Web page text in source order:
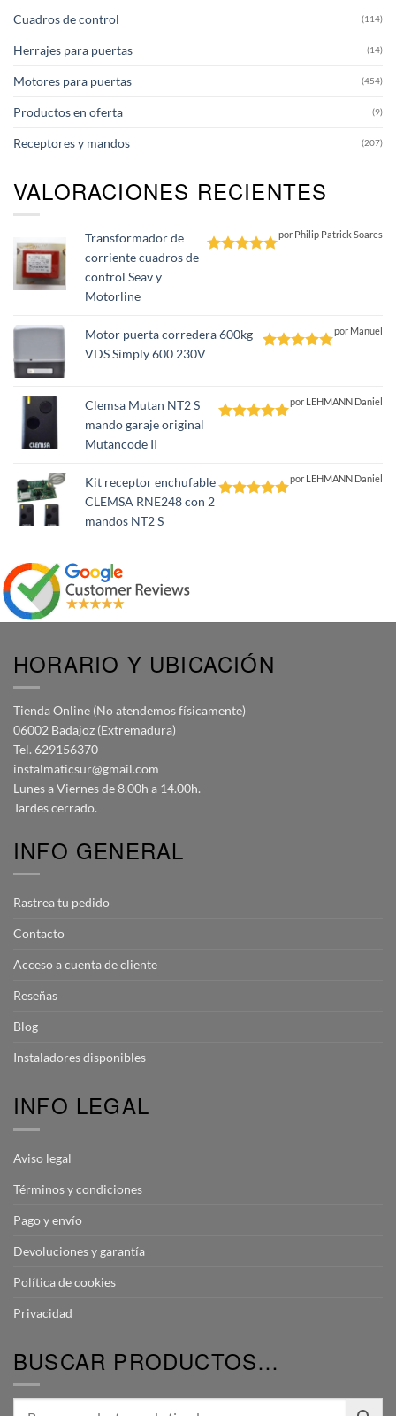
producto
Cuadros de control (114)
Herrajes para puertas (14)
Motores para puertas (454)
Productos en oferta (9)
Receptores y mandos (207)
VALORACIONES RECIENTES
Transformador de
corriente cuadros de
control Seav y
Motorline
por Philip Patrick Soares
Motor puerta corredera 600kg -
VDS Simply 600 230V
por Manuel
Clemsa Mutan NT2 S
mando garaje original
Mutancode II
por LEHMANN Daniel
Kit receptor enchufable
CLEMSA RNE248 con 2
mandos NT2 S
por LEHMANN Daniel
HORARIO Y UBICACIÓN
Tienda Online (No atendemos físicamente)
06002 Badajoz (Extremadura)
Tel. 629156370
instalmaticsur@gmail.com
Lunes a Viernes de 8.00h a 14.00h.
Tardes cerrado.
INFO GENERAL
Rastrea tu pedido
Contacto
Acceso a cuenta de cliente
Reseñas
Blog
Instaladores disponibles
INFO LEGAL
Aviso legal
Términos y condiciones
Pago y envío
Devoluciones y garantía
Política de cookies
Privacidad
BUSCAR PRODUCTOS…